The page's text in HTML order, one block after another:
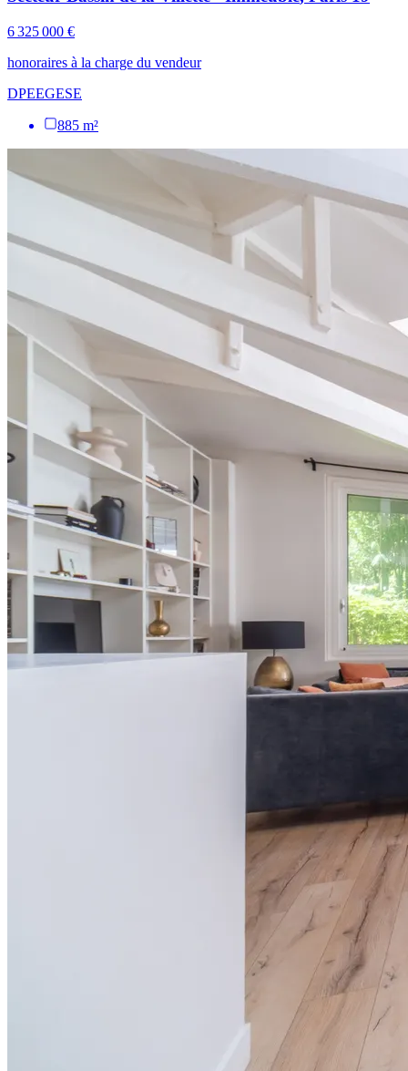
6 325 000 €
honoraires à la charge du vendeur
DPEEGESE
885 m²